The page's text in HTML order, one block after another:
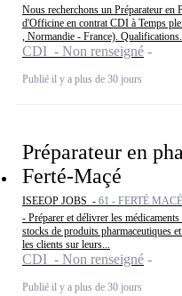
Nous recherchons un Préparateur en
d'Officine en contrat CDI à Temps
, Normandie - France).
CDI - Non renseigné
Publié il y a plus de 30 jours
Préparateur en
Ferté-Maçé
ISEEOP JOBS - 61 - FERTÉ MACÉ
- Préparer et délivrer les
stocks de produits pharmaceutiques
les clients sur leurs...
CDI - Non renseigné
Publié il y a plus de 30 jours